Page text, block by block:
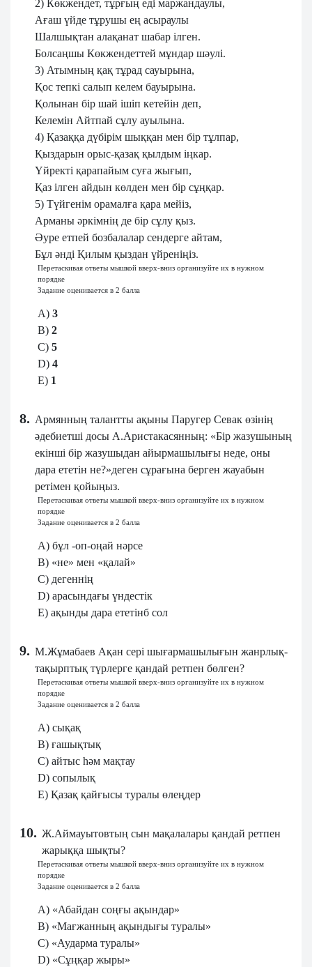
2) Көкжендет, тұрғың еді маржандаулы,
Ағаш үйде тұрушы ең асыраулы
Шалшықтан алақанат шабар ілген.
Болсаңшы Көкжендеттей мұндар шәулі.
3) Атымның қақ тұрад сауырына,
Қос тепкі салып келем бауырына.
Қолынан бір шай ішіп кетейін деп,
Келемін Айтпай сұлу ауылына.
4) Қазаққа дүбірім шыққан мен бір тұлпар,
Қыздарын орыс-қазақ қылдым іңкар.
Үйректі қарапайым суға жығып,
Қаз ілген айдын көлден мен бір сұңқар.
5) Түйгенім орамалға қара мейіз,
Арманы әркімнің де бір сұлу қыз.
Әуре етпей бозбалалар сендерге айтам,
Бұл әнді Қилым қыздан үйреніңіз.
Перетаскивая ответы мышкой вверх-вниз организуйте их в нужном
порядке
Задание оценивается в 2 балла
A) 3
B) 2
C) 5
D) 4
E) 1
8. Армянның талантты ақыны Паругер Севак өзінің
әдебиетші досы А.Аристакасянның: «Бір жазушының
екінші бір жазушыдан айырмашылығы неде, оны
дара ететін не?»деген сұрағына берген жауабын
ретімен қойыңыз.
Перетаскивая ответы мышкой вверх-вниз организуйте их в нужном
порядке
Задание оценивается в 2 балла
A) бұл -оп-оңай нәрсе
B) «не» мен «қалай»
C) дегеннің
D) арасындағы үндестік
E) ақынды дара ететінб сол
9. М.Жұмабаев Ақан сері шығармашылығын жанрлық-
тақырптық түрлерге қандай ретпен бөлген?
Перетаскивая ответы мышкой вверх-вниз организуйте их в нужном
порядке
Задание оценивается в 2 балла
A) сықақ
B) ғашықтық
C) айтыс һәм мақтау
D) сопылық
E) Қазақ қайғысы туралы өлеңдер
10. Ж.Аймауытовтың сын мақалалары қандай ретпен
жарыққа шықты?
Перетаскивая ответы мышкой вверх-вниз организуйте их в нужном
порядке
Задание оценивается в 2 балла
A) «Абайдан соңғы ақындар»
B) «Мағжанның ақындығы туралы»
C) «Аударма туралы»
D) «Сұңқар жыры»